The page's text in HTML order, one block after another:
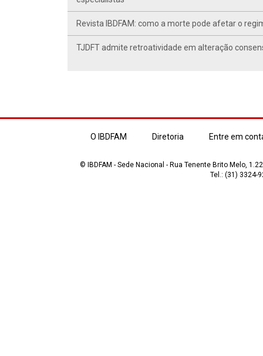
Revista IBDFAM: como a morte pode afetar o
TJDFT admite retroatividade em alteração
O IBDFAM Diretoria Entre em
© IBDFAM - Sede Nacional - Rua Tenente Brito Melo,
Tel.: (31) 3324-